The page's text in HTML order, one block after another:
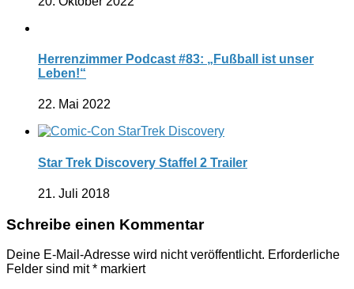
Herrenzimmer Podcast #83: „Fußball ist unser
Leben!“
22. Mai 2022
Star Trek Discovery Staffel 2 Trailer
21. Juli 2018
Schreibe einen Kommentar
Deine E-Mail-Adresse wird nicht veröffentlicht. Erforderliche
Felder sind mit* markiert